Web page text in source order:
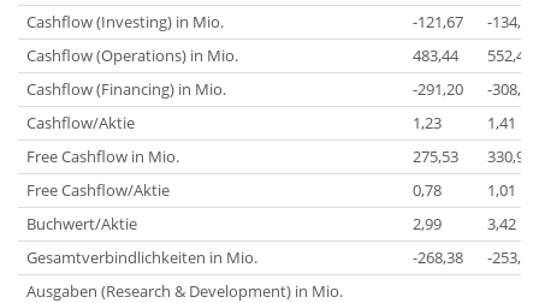
Cashflow (Investing) in Mio.
-121,67
-134,33
Cashflow (Operations) in Mio.
483,44
552,47
Cashflow (Financing) in Mio.
-291,20
-308,10
Cashflow/Aktie
1,23
1,41
Free Cashflow in Mio.
275,53
330,91
Free Cashflow/Aktie
0,78
1,01
Buchwert/Aktie
2,99
3,42
Gesamtverbindlichkeiten in Mio.
-268,38
-253,27
Ausgaben (Research & Development) in Mio.